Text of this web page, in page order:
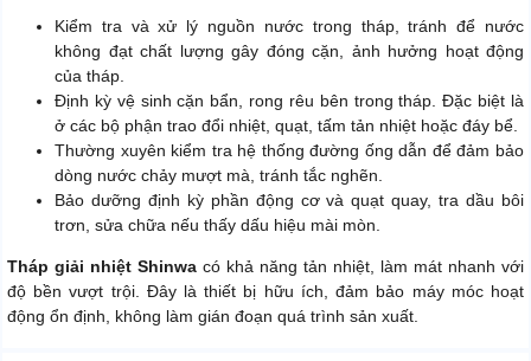
Kiểm tra và xử lý nguồn nước trong tháp, tránh để nước
không đạt chất lượng gây đóng cặn, ảnh hưởng hoạt động
của tháp.
Định kỳ vệ sinh cặn bẩn, rong rêu bên trong tháp. Đặc biệt là
ở các bộ phận trao đổi nhiệt, quạt, tấm tản nhiệt hoặc đáy bể.
Thường xuyên kiểm tra hệ thống đường ống dẫn để đảm bảo
dòng nước chảy mượt mà, tránh tắc nghẽn.
Bảo dưỡng định kỳ phần động cơ và quạt quay, tra dầu bôi
trơn, sửa chữa nếu thấy dấu hiệu mài mòn.
Tháp giải nhiệt Shinwa có khả năng tản nhiệt, làm mát nhanh với
độ bền vượt trội. Đây là thiết bị hữu ích, đảm bảo máy móc hoạt
động ổn định, không làm gián đoạn quá trình sản xuất.